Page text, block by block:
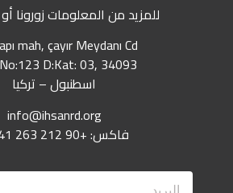
للمزيد من المعلومات زورونا أو
mah, çayır Meydanı Cd.
No:123 D:Kat: 03, 34093 فاتح
اسطنبول – تركيا
info@ihsanrd.org
فاكس: +90 212 263 41 75